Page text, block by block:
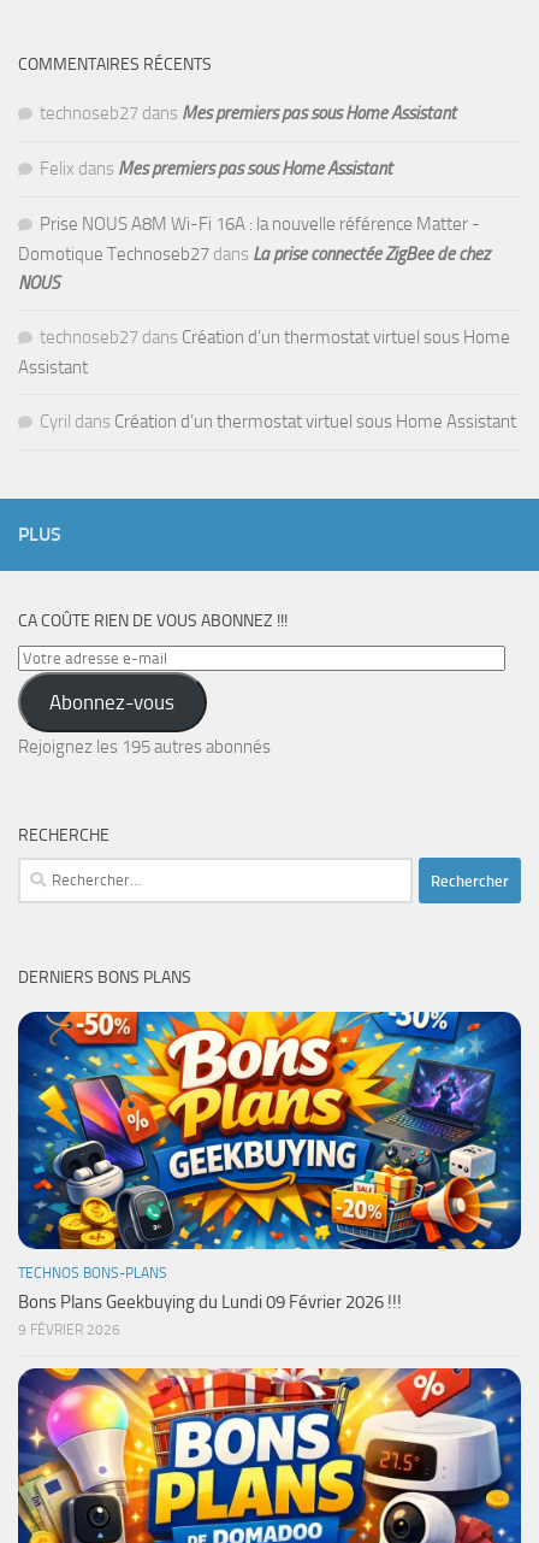
COMMENTAIRES RÉCENTS
technoseb27 dans Mes premiers pas sous Home Assistant
Felix dans Mes premiers pas sous Home Assistant
Prise NOUS A8M Wi-Fi 16A : la nouvelle référence Matter -
Domotique Technoseb27 dans La prise connectée ZigBee de chez
NOUS
technoseb27 dans Création d’un thermostat virtuel sous Home
Assistant
Cyril dans Création d’un thermostat virtuel sous Home Assistant
PLUS
CA COÛTE RIEN DE VOUS ABONNEZ !!!
Votre
adresse
e-
mail
Abonnez-vous
Rejoignez les 195 autres abonnés
RECHERCHE
Rechercher :
DERNIERS BONS PLANS
TECHNOS BONS-PLANS
Bons Plans Geekbuying du Lundi 09 Février 2026 !!!
9 FÉVRIER 2026